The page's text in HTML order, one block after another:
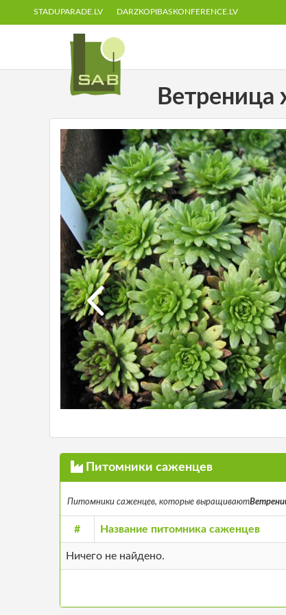
STADUPARADE.LV DARZKOPIBASKONFERENCE.LV
Ветреница
Питомники саженцев
Питомники саженцев, которые выращивают
# Название питомника саженцев
Ничего не найдено.